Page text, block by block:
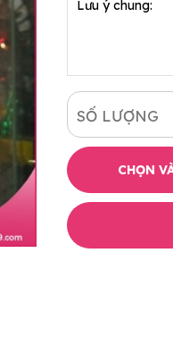
Lưu ý chung:
SỐ LƯỢNG
CHỌN